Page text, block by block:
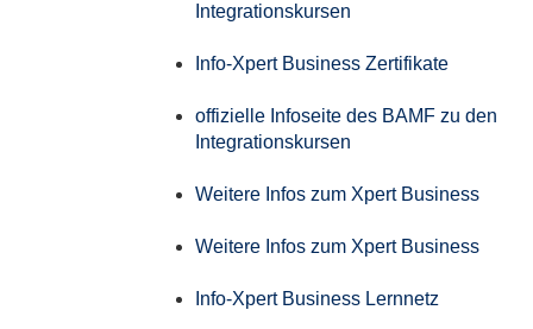
Integrationskursen
Info-Xpert Business Zertifikate
offizielle Infoseite des BAMF zu den
Integrationskursen
Weitere Infos zum Xpert Business
Weitere Infos zum Xpert Business
Info-Xpert Business Lernnetz